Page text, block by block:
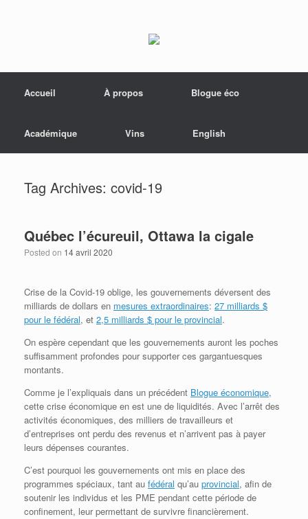
Accueil
À propos Blogue éco
Académique Vins English
Tag Archives: covid-19
Québec l’écureuil, Ottawa la cigale
Posted on 14 avril 2020
Crise de la Covid-19 oblige, les gouvernements déversent des
milliards de dollars en mesures extraordinaires: 27 milliards $
pour le fédéral, et 2,5 milliards $ pour le provincial.
On espère cependant que les gouvernements auront les poches
suffisamment profondes pour supporter ces gargantuesques
montants.
Comme je l’expliquais dans un précédent Blogue économique,
cette crise économique en est une de liquidités. Avec l’arrêt des
activités économiques, des milliers de travailleurs et
d’entreprises ont perdu des revenus et n’arrivent pas à payer
leurs dépenses courantes.
C’est pourquoi les gouvernements ont mis en place des
programmes spéciaux, tant au fédéral qu’au provincial, afin de
soutenir les individus et les PME pendant cette période de
confinement, leur permettant de survivre financièrement.